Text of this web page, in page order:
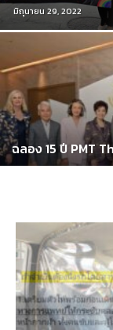
มิถุนายน 29, 2022
ฉลอง 15 ปี PMT